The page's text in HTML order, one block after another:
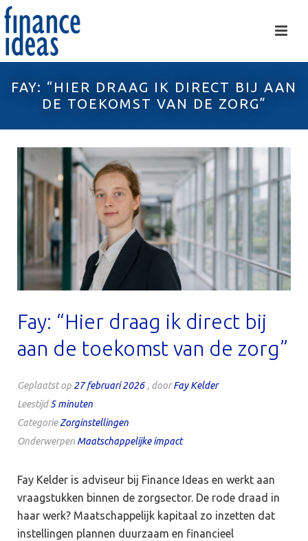
FAY: “HIER DRAAG IK DIRECT BIJ AAN
DE TOEKOMST VAN DE ZORG”
Fay: “Hier draag ik direct bij
aan de toekomst van de zorg”
Geplaatst op 27 februari 2026 , doorFay Kelder
Leestijd5minuten
CategorieZorginstellingen
Onderwerpen Maatschappelijke impact
Fay Kelder is adviseur bij Finance Ideas en werkt aan
vraagstukken binnen de zorgsector. De rode draad in
haar werk? Maatschappelijk kapitaal zo inzetten dat
instellingen plannen duurzaam en financieel